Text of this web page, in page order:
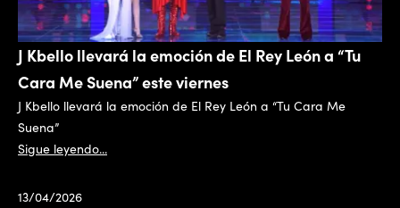
J Kbello llevará la emoción de El Rey León a “Tu
Cara Me Suena” este viernes
J Kbello llevará la emoción de El Rey León a “Tu Cara Me
Suena”
Sigue leyendo...
13/04/2026